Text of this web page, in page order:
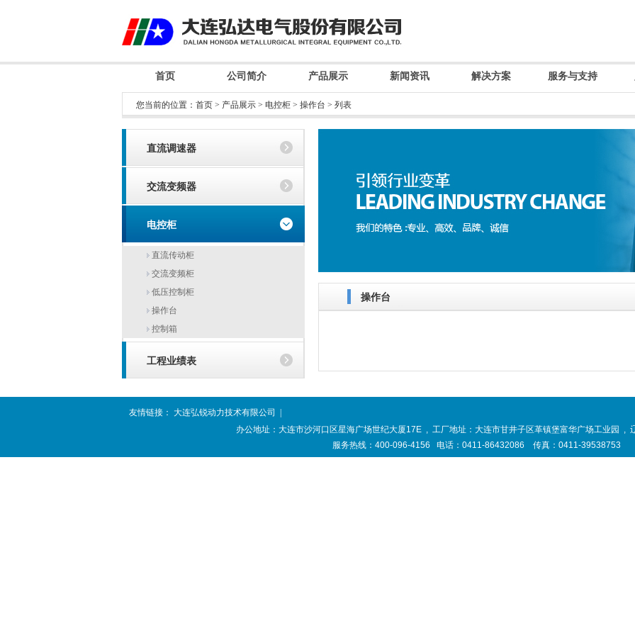
首页 公司简介 产品展示 新闻资讯 解决方案 服务与支持
您当前的位置： 首页 > 产品展示 > 电控柜 > 操作台 > 列表
直流调速器
交流变频器
电控柜
直流传动柜
交流变频柜
低压控制柜
操作台
控制箱
工程业绩表
操作台
友情链接： 大连弘锐动力技术有限公司
办公地址：大连市沙河口区星海广场世纪大厦17E , 工厂地址：大连市甘井子区革镇堡富华广场工业园 ,
服务热线：400-096-4156 电话：0411-86432086 传真：0411-39538753